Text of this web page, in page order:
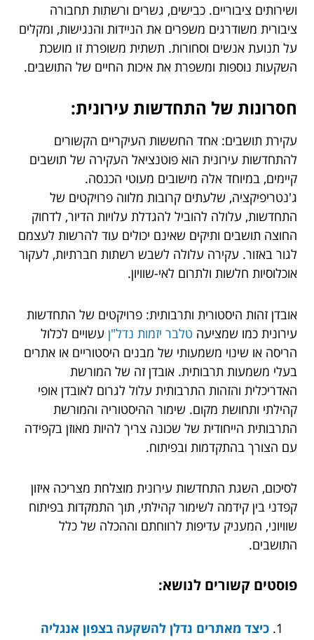
ושירותים ציבוריים. כבישים, גשרים ורשתות תחבורה
ציבורית משודרגים משפרים את הניידות והנגישות, ומקלים
על תנועת אנשים וסחורות. תשתית משופרת זו מושכת
השקעות נוספות ומשפרת את איכות החיים של התושבים.
חסרונות של התחדשות עירונית:
עקירת תושבים: אחד החששות העיקריים הקשורים
להתחדשות עירונית הוא פוטנציאל העקירה של תושבים
קיימים, במיוחד אלה מישובים מעוטי הכנסה.
ג'נטריפיקציה, שלעתים קרובות מלווה פרויקטים של
התחדשות, עלולה להוביל להגדלת עלויות הדיור, לדחוק
החוצה תושבים ותיקים שאינם יכולים עוד להרשות לעצמם
לגור באזור. עקירה עלולה לשבש רשתות חברתיות, לעקור
אוכלוסיות חלשות ולתרום לאי-שוויון.
אובדן זהות היסטורית ותרבותית: פרויקטים של התחדשות
עירונית כמו שמציעה טלבר יזמות נדל"ן עשויים לכלול
הריסה או שינוי משמעותי של מבנים היסטוריים או אתרים
בעלי משמעות תרבותית. אובדן זה של המורשת
האדריכלית והזהות התרבותית עלול לגרום לאובדן אופי
קהילתי ותחושת מקום. שימור ההיסטוריה והמורשת
התרבותית הייחודית של שכונה צריך להיות מאוזן בקפידה
עם הצורך בהתקדמות ובפיתוח.
לסיכום, השגת התחדשות עירונית מוצלחת מצריכה איזון
קפדני בין קידמה לשימור קהילתי, תוך התמקדות בפיתוח
שוויוני, המעניק עדיפות לרווחתם וההכלה של כלל
התושבים.
פוסטים קשורים לנושא:
כיצד מאתרים נדלן להשקעה בצפון אנגליה